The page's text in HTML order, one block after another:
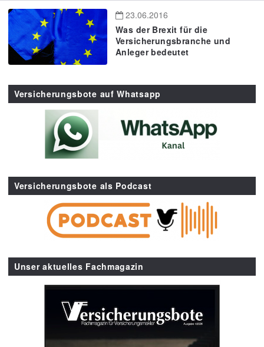
23.06.2016
Was der Brexit für die
Versicherungsbranche und
Anleger bedeutet
Versicherungsbote auf Whatsapp
Versicherungsbote als Podcast
Unser aktuelles Fachmagazin